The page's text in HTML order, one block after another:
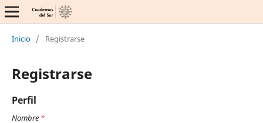
Inicio / Registrarse
Registrarse
Perfil
Nombre *